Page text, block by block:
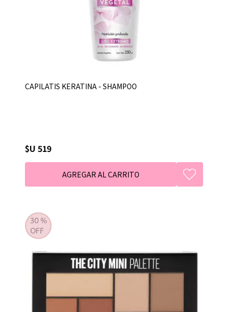
CAPILATIS KERATINA - SHAMPOO
$U 519